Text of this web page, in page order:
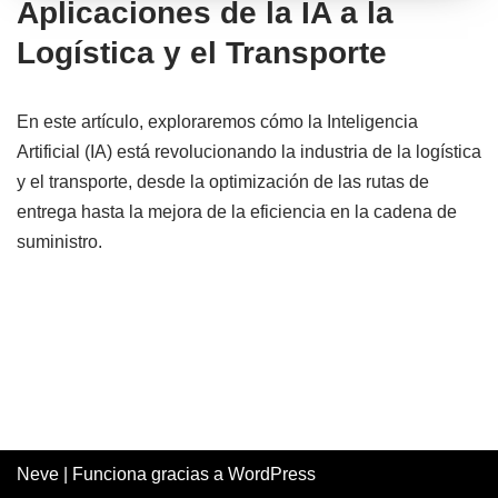
Aplicaciones de la IA a la
Logística y el Transporte
En este artículo, exploraremos cómo la Inteligencia
Artificial (IA) está revolucionando la industria de la logística
y el transporte, desde la optimización de las rutas de
entrega hasta la mejora de la eficiencia en la cadena de
suministro.
Neve | Funciona gracias a WordPress